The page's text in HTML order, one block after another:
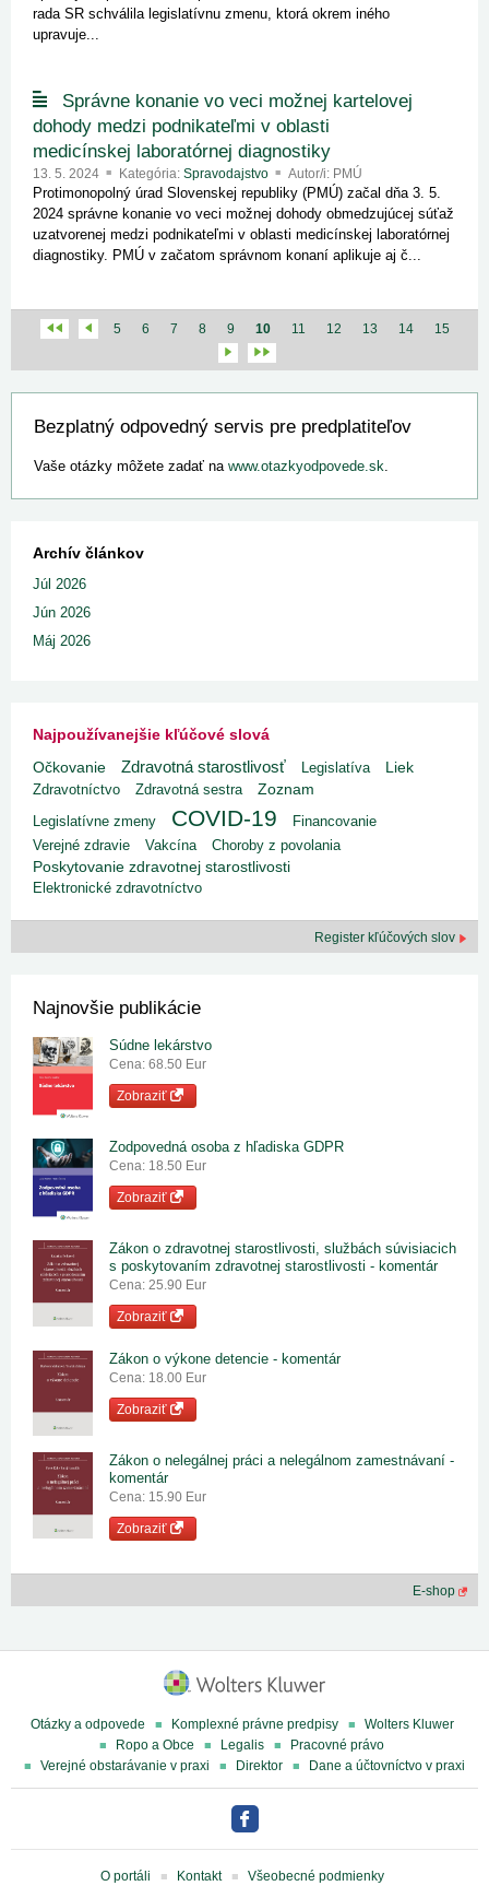
rada SR schválila legislatívnu zmenu, ktorá okrem iného
upravuje...
Správne konanie vo veci možnej kartelovej
dohody medzi podnikateľmi v oblasti
medicínskej laboratórnej diagnostiky
13. 5. 2024 Kategória: Spravodajstvo Autor/i: PMÚ
Protimonopolný úrad Slovenskej republiky (PMÚ) začal dňa 3. 5.
2024 správne konanie vo veci možnej dohody obmedzujúcej súťaž
uzatvorenej medzi podnikateľmi v oblasti medicínskej laboratórnej
diagnostiky. PMÚ v začatom správnom konaní aplikuje aj č...
5 6 7 8 9 10 11 12 13 14 15
Bezplatný odpovedný servis pre predplatiteľov
Vaše otázky môžete zadať na www.otazkyodpovede.sk.
Archív článkov
Júl 2026
Jún 2026
Máj 2026
Najpoužívanejšie kľúčové slová
Očkovanie Zdravotná starostlivosť Legislatíva Liek
Zdravotníctvo Zdravotná sestra
Zoznam
Legislatívne zmeny
COVID-19
Financovanie
Verejné zdravie
Vakcína Choroby z povolania
Poskytovanie zdravotnej starostlivosti
Elektronické zdravotníctvo
Register kľúčových slov
Najnovšie publikácie
Súdne lekárstvo
Cena: 68.50 Eur
Zobraziť
Zodpovedná osoba z hľadiska GDPR
Cena: 18.50 Eur
Zobraziť
Zákon o zdravotnej starostlivosti, službách súvisiacich
s poskytovaním zdravotnej starostlivosti - komentár
Cena: 25.90 Eur
Zobraziť
Zákon o výkone detencie - komentár
Cena: 18.00 Eur
Zobraziť
Zákon o nelegálnej práci a nelegálnom zamestnávaní -
komentár
Cena: 15.90 Eur
Zobraziť
E-shop
Otázky a odpovede Komplexné právne predpisy
Wolters Kluwer
Ropo a Obce
Legalis
Pracovné právo
Verejné obstarávanie v praxi
Direktor Dane a účtovníctvo v praxi
O portáli Kontakt Všeobecné podmienky